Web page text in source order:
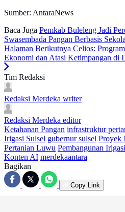
Sumber: AntaraNews
Baca Juga Pemkab Buleleng Jadi
Swasembada Pangan Berbasis
Halaman Berikutnya Celios:
Ekonomi dan Atasi Ketimpangan di
Tim Redaksi
Redaksi Merdeka writer
Redaksi Merdeka editor
Ketahanan Pangan infrastruktur
Irigasi Sulsel gubernur sulsel Proyek
Pertanian Luwu Pembangunan
Konten AI merdekaantara
Bagikan
Copy Link